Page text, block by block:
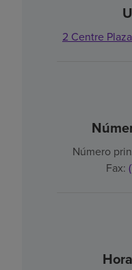
2 Centre
Número
Fax: